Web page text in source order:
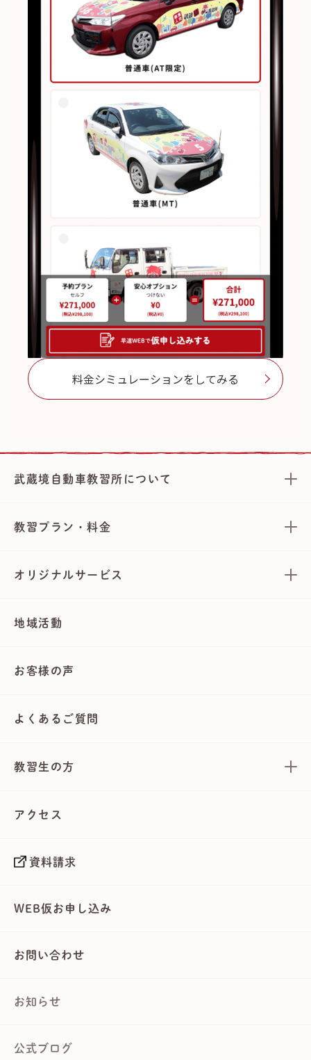
料金シミュレーションをしてみる
武蔵境自動車教習所について
教習プラン・料金
オリジナルサービス
地域活動
お客様の声
よくあるご質問
教習生の方
アクセス
資料請求
WEB仮お申し込み
お問い合わせ
お知らせ
公式ブログ